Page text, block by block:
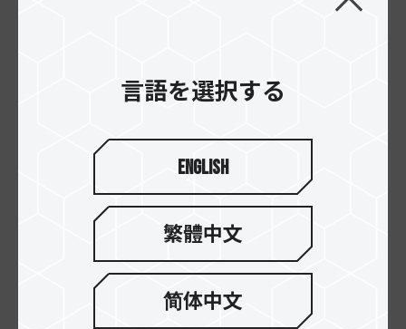
16.APR.2026言語を選択する
English
繁體中文
简体中文